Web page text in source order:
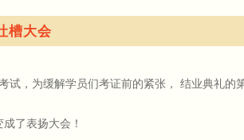
槽大会
试，为缓解学员们考证前的紧张， 结业典礼的
了表扬大会！